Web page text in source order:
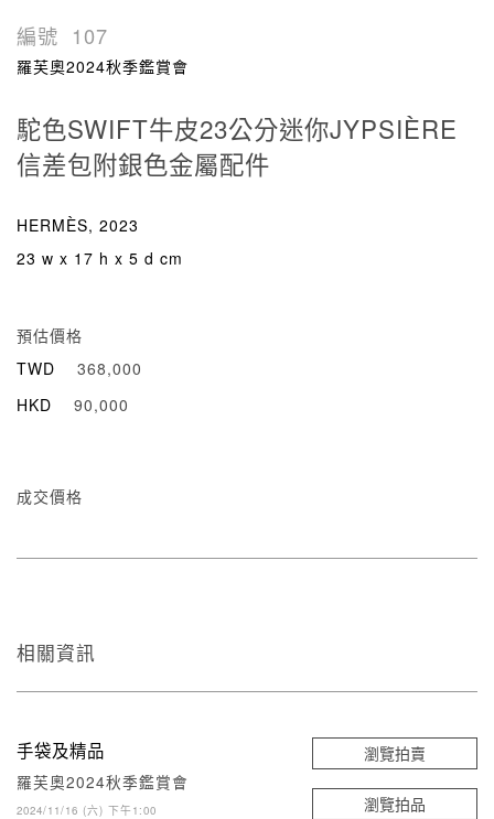
編號 107
羅芙奧2024秋季鑑賞會
駝色SWIFT牛皮23公分迷你JYPSIÈRE
信差包附銀色金屬配件
HERMÈS, 2023
23 w x 17 h x 5 d cm
預估價格
TWD
368,000
HKD
90,000
成交價格
相關資訊
手袋及精品
羅芙奧2024秋季鑑賞會
2024/11/16 (六) 下午1:00
瀏覽拍賣
瀏覽拍品